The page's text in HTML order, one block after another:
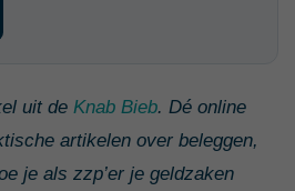
uit de Knab Bieb. Dé online
artikelen over beleggen,
je als zzp’er je geldzaken